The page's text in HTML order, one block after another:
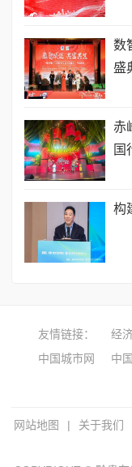
数
盛
赤
国
构
友情链接： 经
中国城市网
中
网站地图 | 关于我们